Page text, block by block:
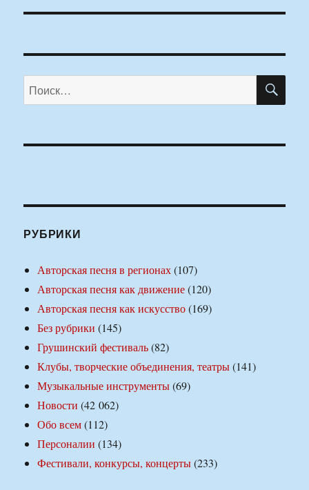
Искать:
РУБРИКИ
Авторская песня в регионах(107)
Авторская песня как движение(120)
Авторская песня как искусство(169)
Без рубрики (145)
Грушинский фестиваль(82)
Клубы, творческие объединения, театры(141)
Музыкальные инструменты(69)
Новости (42 062)
Обо всем(112)
Персоналии (134)
Фестивали, конкурсы, концерты(233)